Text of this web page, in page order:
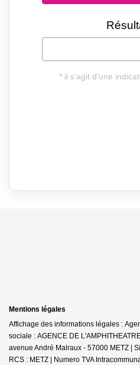
Mentions légales
Affichage des informations légales :
sociale : AGENCE DE
avenue André Malraux - 57000 METZ |
RCS : METZ | Numero TVA